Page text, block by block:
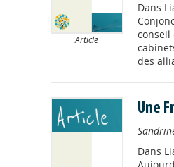
Article
Dans
conseil
des
Une
Dans